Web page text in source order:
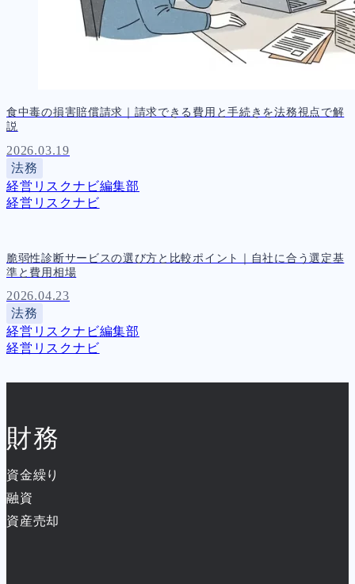
食中毒の損害賠償請求｜請求できる費用と手続きを法務視点で解
説
2026.03.19
法務
経営リスクナビ編集部
経営リスクナビ
脆弱性診断サービスの選び方と比較ポイント｜自社に合う選定基
準と費用相場
2026.04.23
法務
経営リスクナビ編集部
経営リスクナビ
財務
資金繰り
融資
資産売却